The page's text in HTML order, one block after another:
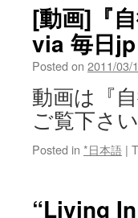
[動画]『
via 毎日jp
Posted on 2011/03/
動画は『
ご覧下さい
Posted in *日本語 |
“Living